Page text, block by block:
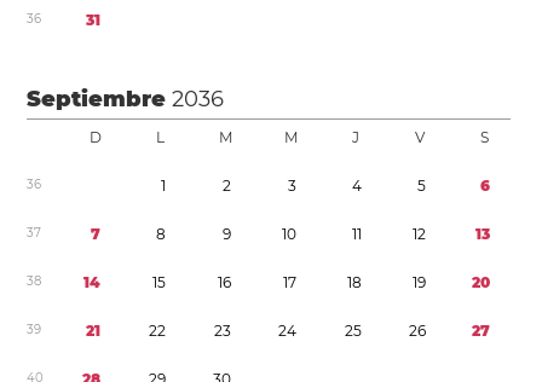
36 31
Septiembre2036
D L M M J V S
36 1 2 3 4 5 6
37 7 8 9 10 11 12 13
38 14 15 16 17 18 19 20
39 21 22 23 24 25 26 27
40